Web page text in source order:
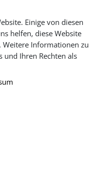
Einige von diesen
helfen, diese Website
Weitere Informationen zu
und Ihren Rechten als